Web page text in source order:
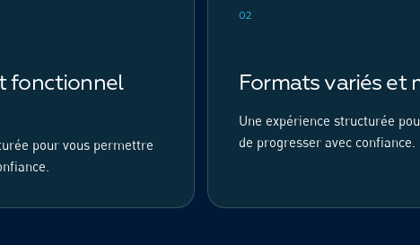
fonctionnel
pour vous permettre
02
Formats variés et
Une expérience structurée
de progresser avec confiance.